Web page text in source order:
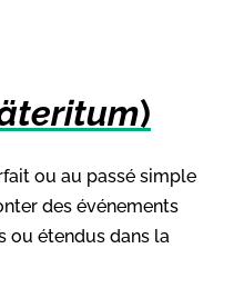
)
ou au passé simple
des événements
ou étendus dans la